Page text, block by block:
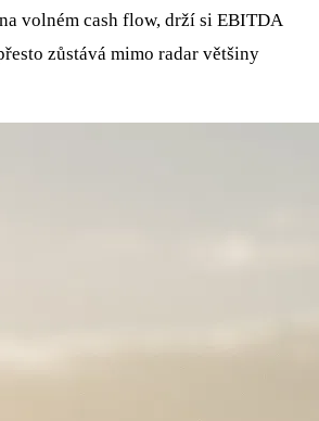
volném cash flow, drží si EBITDA
zůstává mimo radar většiny